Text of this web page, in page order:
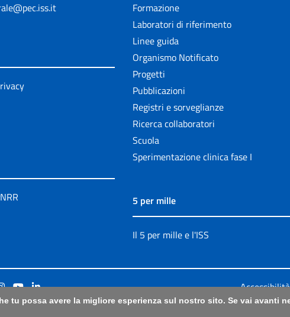
Formazione
Laboratori di riferimento
Linee guida
Organismo Notificato
Progetti
Pubblicazioni
Registri e sorveglianze
Ricerca collaboratori
Scuola
Sperimentazione clinica fase I
5 per mille
Il 5 per mille e l'ISS
Legali|
tu possa avere la migliore esperienza sul nostro sito. Se vai avanti